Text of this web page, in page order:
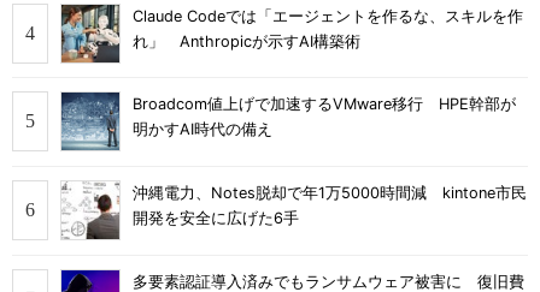
Claude Codeでは「エージェントを作るな、スキルを作
れ」 Anthropicが示すAI構築術
Broadcom値上げで加速するVMware移行 HPE幹部が
明かすAI時代の備え
沖縄電力、Notes脱却で年1万5000時間減 kintone市民
開発を安全に広げた6手
多要素認証導入済みでもランサムウェア被害に 復旧費